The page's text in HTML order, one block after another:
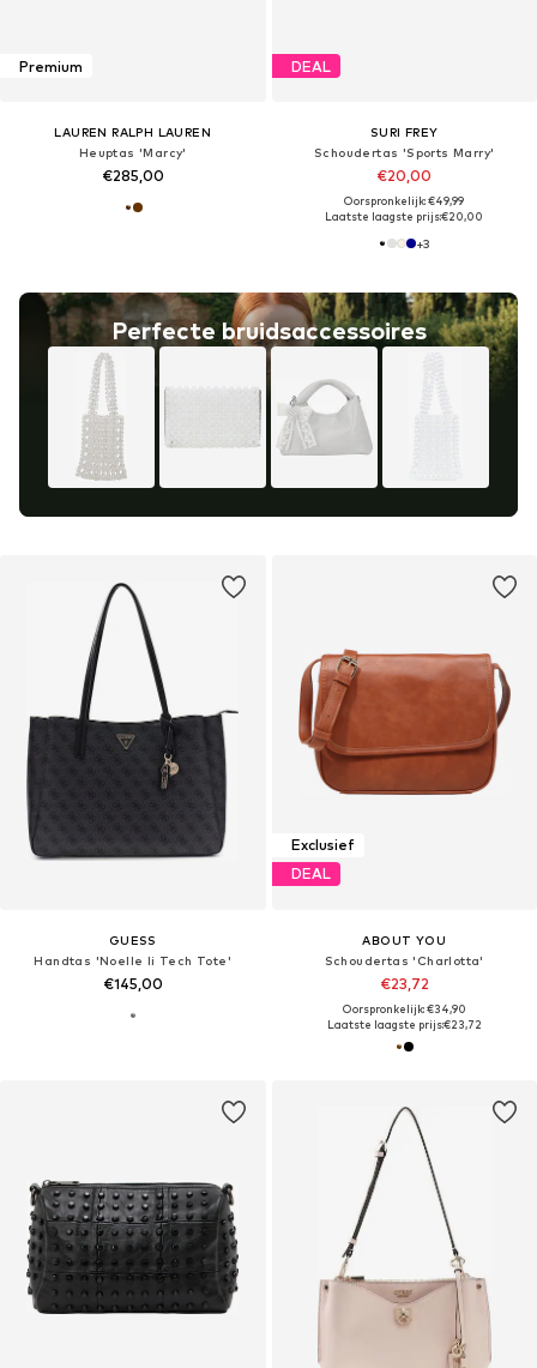
Premium
LAUREN RALPH LAUREN
Heuptas 'Marcy'
€285,00
Perfecte bruidsaccessoires
DEAL
SURI FREY
Schoudertas 'Sports Marry'
€20,00
Oorspronkelijk: €49,99
Laatste laagste prijs:€20,00
+3
GUESS
Handtas 'Noelle Ii Tech Tote'
€145,00
Exclusief
DEAL
ABOUT YOU
Schoudertas 'Charlotta'
€23,72
Oorspronkelijk: €34,90
Laatste laagste prijs:€23,72